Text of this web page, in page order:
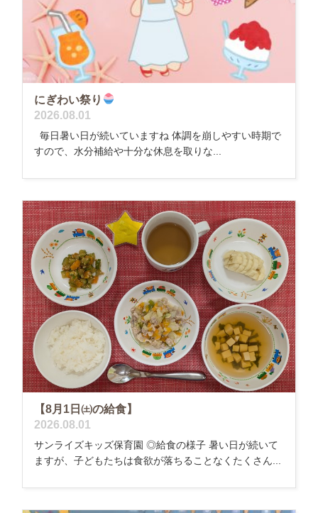
にぎわい祭り
2026.08.01
毎日暑い日が続いていますね 体調を崩しやすい時期で
すので、水分補給や十分な休息を取りな...
【8月1日㈯の給食】
2026.08.01
サンライズキッズ保育園 ◎給食の様子 暑い日が続いて
ますが、子どもたちは食欲が落ちることなくたくさん...